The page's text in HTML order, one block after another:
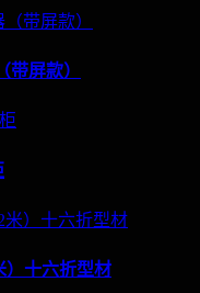
屏款）
）十六折型材